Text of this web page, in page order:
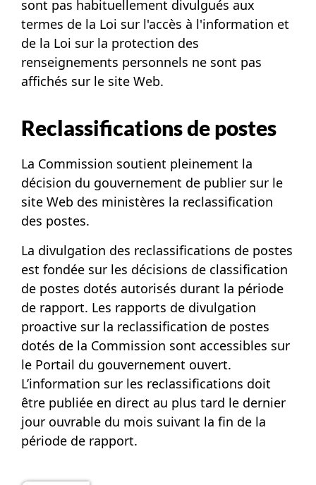
sont pas habituellement divulgués aux
termes de la Loi sur l'accès à l'information et
de la Loi sur la protection des
renseignements personnels ne sont pas
affichés sur le site Web.
Reclassifications de postes
La Commission soutient pleinement la
décision du gouvernement de publier sur le
site Web des ministères la reclassification
des postes.
La divulgation des reclassifications de postes
est fondée sur les décisions de classification
de postes dotés autorisés durant la période
de rapport. Les rapports de divulgation
proactive sur la reclassification de postes
dotés de la Commission sont accessibles sur
le Portail du gouvernement ouvert.
L’information sur les reclassifications doit
être publiée en direct au plus tard le dernier
jour ouvrable du mois suivant la fin de la
période de rapport.